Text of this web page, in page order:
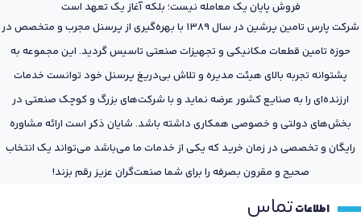
فروش پایان یک معامله نیست؛ بلکه آغاز یک تعهد است
شرکت پارس تامین پرشین در سال 1389 با بهره‌گیری از پرسنل مجرب و متخصص در
حوزه تامین قطعات مکانیکی و تجهیزات صنعتی تاسیس گردید. این مجموعه به
پشتوانه تجربه بالای هیئت مدیره و تلاش بی‌دریغ پرسنل خود توانست خدمات
ارزنده‌ای را به صنایع کشور عرضه نماید و با شرکت‌های بزرگ و کوچک صنعتی در
بخش‌های دولتی و خصوصی همکاری داشته باشد. شایان ذکر است ارائه مشاوره
رایگان و تخصصی در زمان خرید که یکی از خدمات ما می‌باشد می‌تواند یک انتخاب
صحیح و مقرون بصرفه را برای شما صنعت‌گران عزیز رقم بزند!
اطلاعاتتماس